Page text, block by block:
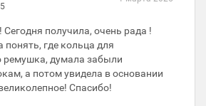
5
получила, очень рада !
понять, где кольца для
ремушка, думала забыли
а потом увидела в основании
Спасибо!